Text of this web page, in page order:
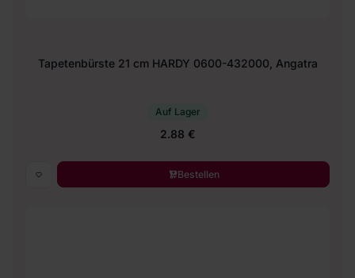
Tapetenbürste 21 cm HARDY 0600-432000, Angatra
Auf Lager
2.88 €
Bestellen